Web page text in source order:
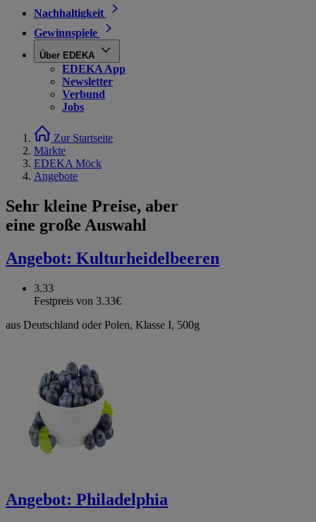
Nachhaltigkeit
Gewinnspiele
Über EDEKA
EDEKA App
Newsletter
Verbund
Jobs
Zur Startseite
Märkte
EDEKA Möck
Angebote
Sehr kleine Preise, aber
eine große Auswahl
Angebot: Kulturheidelbeeren
3.33
Festpreis von 3.33€
aus Deutschland oder Polen, Klasse I, 500g
Angebot: Philadelphia